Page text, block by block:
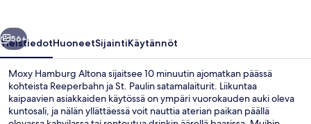
Seuraava
56+
YleistiedotHuoneetSijaintiKäytännöt
Moxy Hamburg Altona sijaitsee 10 minuutin ajomatkan päässä
kohteista Reeperbahn ja St. Paulin satamalaiturit. Liikuntaa
kaipaavien asiakkaiden käytössä on ympäri vuorokauden auki oleva
kuntosali, ja nälän yllättäessä voit nauttia aterian paikan päällä